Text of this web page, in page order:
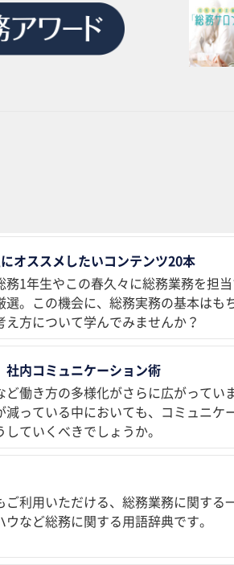
オススメしたいコンテンツ20本
務1年生やこの春久々に総務業務を担
。この機会に、総務実務の基本はも
方について学んでみませんか？
内コミュニケーション術
ど働き方の多様化がさらに広がってい
っている中においても、コミュニケ
ていくべきでしょうか。
利用いただける、総務業務に関する
など総務に関する用語辞典です。